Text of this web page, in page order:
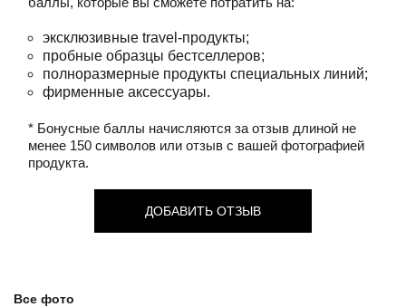
эксклюзивные travel-продукты;
пробные образцы бестселлеров;
полноразмерные продукты специальных линий;
фирменные аксессуары.
* Бонусные баллы начисляются за отзыв длиной не
менее 150 символов или отзыв с вашей фотографией
продукта.
ДОБАВИТЬ ОТЗЫВ
Все фото